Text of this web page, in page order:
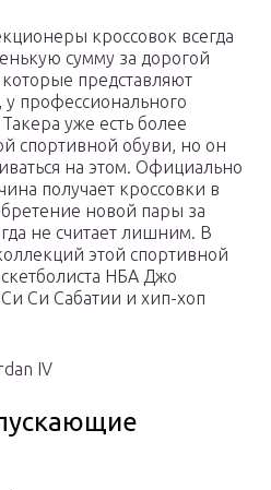
кроссовок всегда
сумму за дорогой
представляют
профессионального
уже есть более
спортивной обуви, но он
на этом. Официально
получает кроссовки в
новой пары за
не считает лишним. В
этой спортивной
НБА Джо
Си Сабатии и хип-хоп
IV